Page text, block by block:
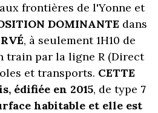
frontières de l'Yonne et
DOMINANTE dans
, à seulement 1H10 de
train par la ligne R (Direct
et transports. CETTE
édifiée en 2015, de type 7
habitable et elle est